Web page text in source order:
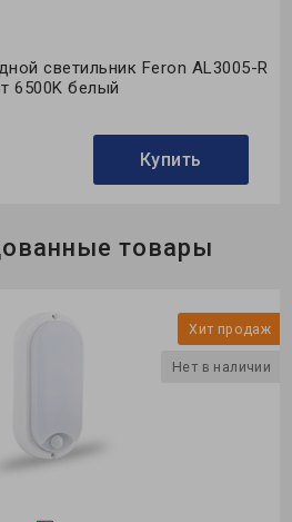
светильник Feron AL3005-R
6500K белый
Купить
товары
Хит продаж
Нет в наличии